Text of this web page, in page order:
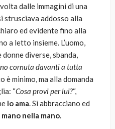
dalle immagini di una
strusciava addosso alla
ed evidente fino alla
a letto insieme. L’uomo,
diverse, sbanda,
cornuta davanti a tutta
è minimo, ma alla domanda
“Cosa provi per lui?“,
lo ama. Si abbracciano ed
mano nella mano.